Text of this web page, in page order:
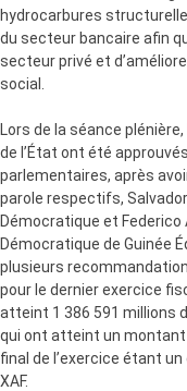
hydrocarbures
du secteur bancaire afin
secteur privé et
social.
Lors de la séance
de l’État ont été
parlementaires, après
parole respectifs,
Démocratique et Federico
Démocratique de Guinée
plusieurs
pour le dernier exercice
atteint 1 386 591 millions
qui ont atteint un montant
final de l’exercice étant
XAF.